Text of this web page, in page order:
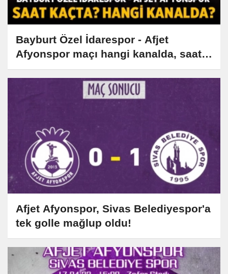
Bayburt Özel İdarespor - Afjet
Afyonspor maçı hangi kanalda, saat
kaçta?
Afjet Afyonspor, Sivas Belediyespor'a
tek golle mağlup oldu!